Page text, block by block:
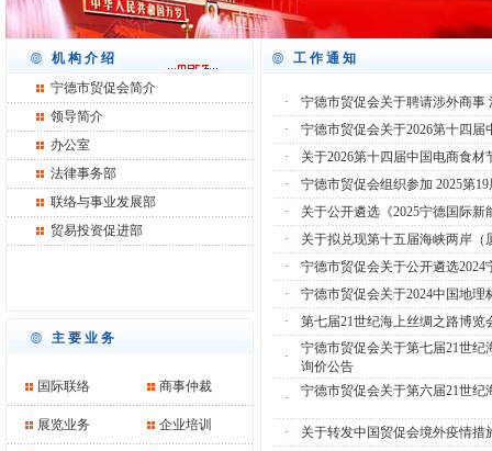
机构介绍
宁德市贸促会简介
领导简介
办公室
法律事务部
联络与事业发展部
贸易投资促进部
主要业务
国际联络 商事仲裁
展览业务 企业培训
工作通知
·
宁德市贸促会关于聘请涉外商
·
宁德市贸促会关于2026第十四
·
关于2026第十四届中国电商食
·
宁德市贸促会组织参加 2025第
·
关于公开遴选《2025宁德国际
·
关于拟兑现第十五届海峡两岸
·
宁德市贸促会关于公开遴选
·
宁德市贸促会关于2024中国地
·
第七届21世纪海上丝绸之路博
·
宁德市贸促会关于第七届21世
询价公告
· 宁德市贸促会关于第六届21世
·
关于转发中国贸促会境外疫情